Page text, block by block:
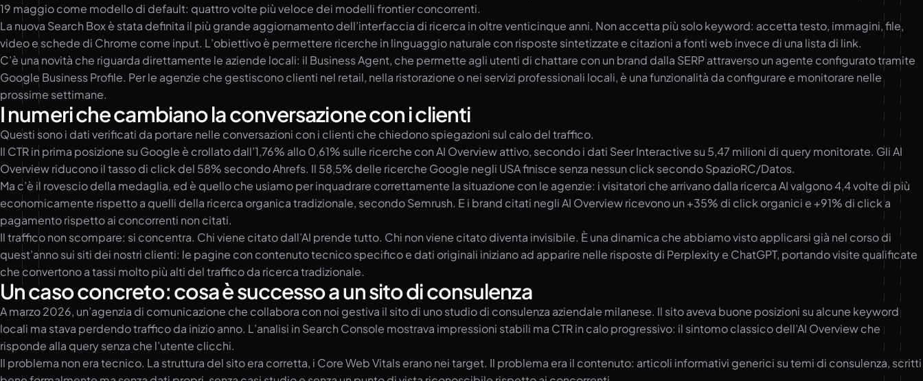
19 maggio come modello di default: quattro volte più veloce dei modelli frontier concorrenti.
La nuova Search Box è stata definita il più grande aggiornamento dell’interfaccia di ricerca in oltre venticinque anni. Non accetta più solo keyword: accetta testo, immagini, file,
video e schede di Chrome come input. L’obiettivo è permettere ricerche in linguaggio naturale con risposte sintetizzate e citazioni a fonti web invece di una lista di link.
C’è una novità che riguarda direttamente le aziende locali: il Business Agent, che permette agli utenti di chattare con un brand dalla SERP attraverso un agente configurato tramite
Google Business Profile. Per le agenzie che gestiscono clienti nel retail, nella ristorazione o nei servizi professionali locali, è una funzionalità da configurare e monitorare nelle
prossime settimane.
I numeri che cambiano la conversazione con i clienti
Questi sono i dati verificati da portare nelle conversazioni con i clienti che chiedono spiegazioni sul calo del traffico.
Il CTR in prima posizione su Google è crollato dall’1,76% allo 0,61% sulle ricerche con AI Overview attivo, secondo i dati Seer Interactive su 5,47 milioni di query monitorate. Gli AI
Overview riducono il tasso di click del 58% secondo Ahrefs. Il 58,5% delle ricerche Google negli USA finisce senza nessun click secondo SpazioRC/Datos.
Ma c’è il rovescio della medaglia, ed è quello che usiamo per inquadrare correttamente la situazione con le agenzie: i visitatori che arrivano dalla ricerca AI valgono 4,4 volte di più
economicamente rispetto a quelli della ricerca organica tradizionale, secondo Semrush. E i brand citati negli AI Overview ricevono un +35% di click organici e +91% di click a
pagamento rispetto ai concorrenti non citati.
Il traffico non scompare: si concentra. Chi viene citato dall’AI prende tutto. Chi non viene citato diventa invisibile. È una dinamica che abbiamo visto applicarsi già nel corso di
quest’anno sui siti dei nostri clienti: le pagine con contenuto tecnico specifico e dati originali iniziano ad apparire nelle risposte di Perplexity e ChatGPT, portando visite qualificate
che convertono a tassi molto più alti del traffico da ricerca tradizionale.
Un caso concreto: cosa è successo a un sito di consulenza
A marzo 2026, un’agenzia di comunicazione che collabora con noi gestiva il sito di uno studio di consulenza aziendale milanese. Il sito aveva buone posizioni su alcune keyword
locali ma stava perdendo traffico da inizio anno. L’analisi in Search Console mostrava impressioni stabili ma CTR in calo progressivo: il sintomo classico dell’AI Overview che
risponde alla query senza che l’utente clicchi.
Il problema non era tecnico. La struttura del sito era corretta, i Core Web Vitals erano nei target. Il problema era il contenuto: articoli informativi generici su temi di consulenza, scritti